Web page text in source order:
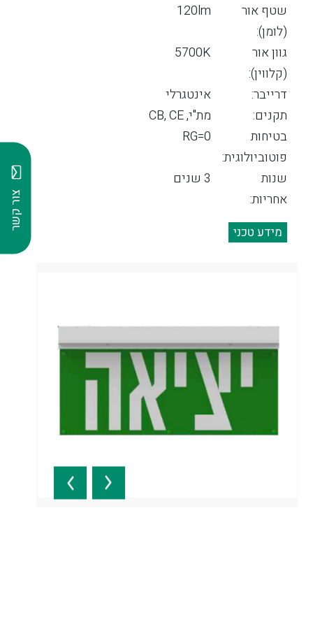
צור קשר
שטף אור
(לומן):
120lm
גוון אור
(קלווין):
5700K
דרייבר:
אינטגרלי
תקנים:
מת"י, CB, CE
בטיחות
פוטוביולוגית:
RG=0
שנות
אחריות:
3 שנים
מידע טכני